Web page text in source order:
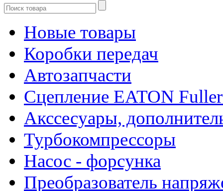
Новые товары
Коробки передач
Автозапчасти
Сцепление EATON
Акссесуары,
Турбокомпрессоры
Насос - форсунка
Преобразователь